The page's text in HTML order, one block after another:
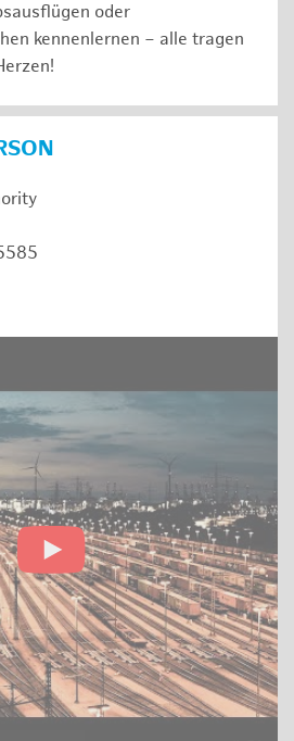
oder
kennenlernen – alle tragen